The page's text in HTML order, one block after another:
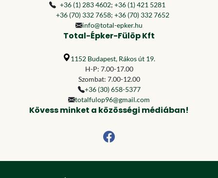
+36 (1) 283 4602; +36 (1) 421 5281
+36 (70) 332 7658; +36 (70) 332 7652
info@total-epker.hu
Total-Épker-Fülöp Kft
1152 Budapest, Rákos út 19.
H-P: 7.00-17.00
Szombat: 7.00-12.00
+36 (30) 658-5377
totalfulop96@gmail.com
Kövess minket a közösségi médiában!